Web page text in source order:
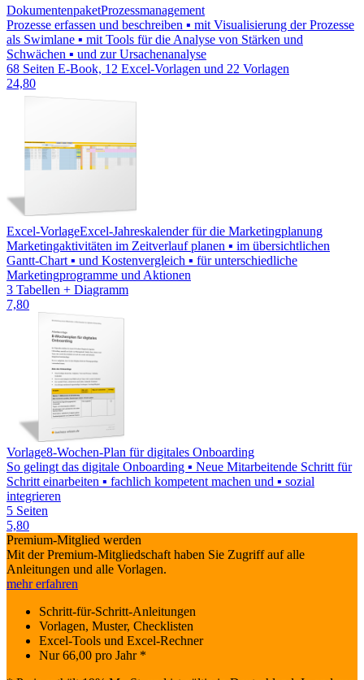
DokumentenpaketProzessmanagement
Prozesse erfassen und beschreiben ▪ mit Visualisierung der Prozesse
als Swimlane ▪ mit Tools für die Analyse von Stärken und
Schwächen ▪ und zur Ursachenanalyse
68 Seiten E-Book, 12 Excel-Vorlagen und 22 Vorlagen
24,80
Excel-VorlageExcel-Jahreskalender für die Marketingplanung
Marketingaktivitäten im Zeitverlauf planen ▪ im übersichtlichen
Gantt-Chart ▪ und Kostenvergleich ▪ für unterschiedliche
Marketingprogramme und Aktionen
3 Tabellen + Diagramm
7,80
Vorlage8-Wochen-Plan für digitales Onboarding
So gelingt das digitale Onboarding ▪ Neue Mitarbeitende Schritt für
Schritt einarbeiten ▪ fachlich kompetent machen und ▪ sozial
integrieren
5 Seiten
5,80
Premium-Mitglied werden
Mit der Premium-Mitgliedschaft haben Sie Zugriff auf alle
Anleitungen und alle Vorlagen.
mehr erfahren
Schritt-für-Schritt-Anleitungen
Vorlagen, Muster, Checklisten
Excel-Tools und Excel-Rechner
Nur66,00 pro Jahr *